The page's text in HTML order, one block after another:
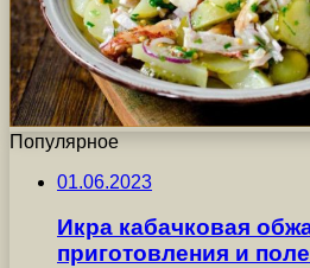
Популярное
01.06.2023
Икра кабачковая
приготовления и